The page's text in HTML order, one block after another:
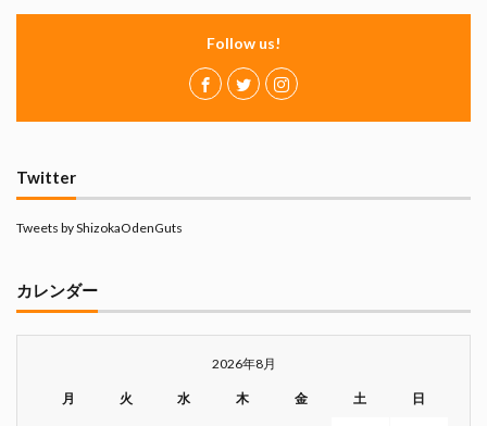
Follow us!
Twitter
Tweets by ShizokaOdenGuts
カレンダー
2026年8月
月 火 水 木 金 土 日